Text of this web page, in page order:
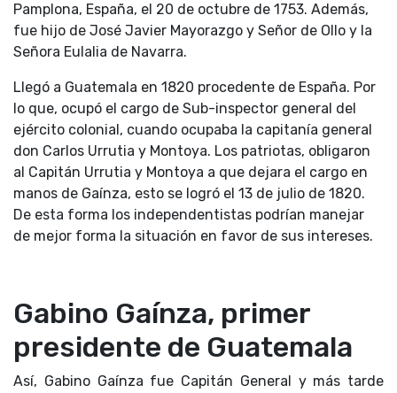
Pamplona, España, el 20 de octubre de 1753. Además,
fue hijo de José Javier Mayorazgo y Señor de Ollo y la
Señora Eulalia de Navarra.
Llegó a Guatemala en 1820 procedente de España. Por
lo que, ocupó el cargo de Sub-inspector general del
ejército colonial, cuando ocupaba la capitanía general
don Carlos Urrutia y Montoya. Los patriotas, obligaron
al Capitán Urrutia y Montoya a que dejara el cargo en
manos de Gaínza, esto se logró el 13 de julio de 1820.
De esta forma los independentistas podrían manejar
de mejor forma la situación en favor de sus intereses.
Gabino Gaínza, primer
presidente de Guatemala
Así, Gabino Gaínza fue Capitán General y más tarde